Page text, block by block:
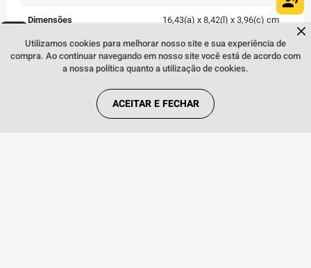
Fale comigo
clicando aqui
Dimensões 16,43(a) x 8,42(l) x 3,96(c) cm
Peso 200 g
Preto
Conteúdo da Embalagem
Aparelho celular, carregador,
cabo USB, Extrator de Chip e
Utilizamos cookies para melhorar nosso site e sua experiência de
compra. Ao continuar navegando em nosso site você está de acordo com
a nossa política quanto a utilização de cookies.
ACEITAR E FECHAR